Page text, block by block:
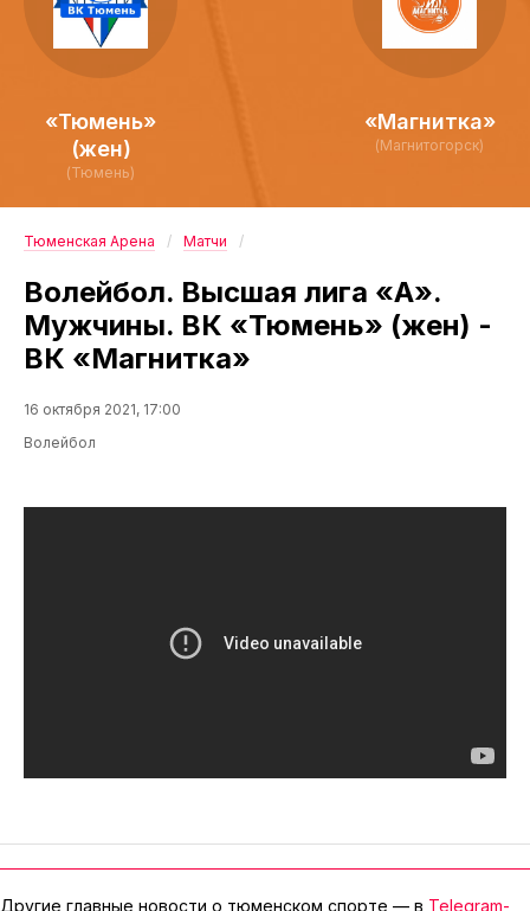
«Тюмень»
(жен)
(Тюмень)
«Магнитка»
(Магнитогорск)
Тюменская Арена Матчи
Волейбол. Высшая лига «А».
Мужчины. ВК «Тюмень» (жен) -
ВК «Магнитка»
16 октября 2021, 17:00
Волейбол
Другие главные новости о тюменском спорте — в Telegram-